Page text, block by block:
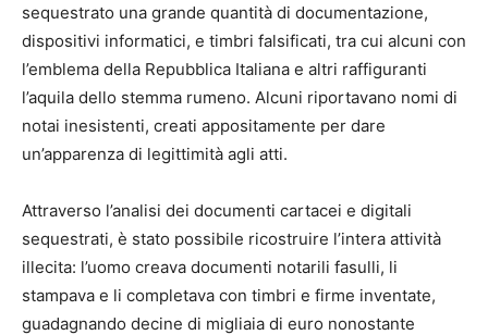
sequestrato una grande quantità di documentazione,
dispositivi informatici, e timbri falsificati, tra cui alcuni con
l’emblema della Repubblica Italiana e altri raffiguranti
l’aquila dello stemma rumeno. Alcuni riportavano nomi di
notai inesistenti, creati appositamente per dare
un’apparenza di legittimità agli atti.
Attraverso l’analisi dei documenti cartacei e digitali
sequestrati, è stato possibile ricostruire l’intera attività
illecita: l’uomo creava documenti notarili fasulli, li
stampava e li completava con timbri e firme inventate,
guadagnando decine di migliaia di euro nonostante